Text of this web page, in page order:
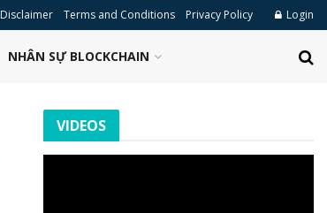
Disclaimer Terms and Conditions Privacy Policy Login
NHÂN SỰ BLOCKCHAIN
VIDEOS